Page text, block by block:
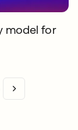
model for